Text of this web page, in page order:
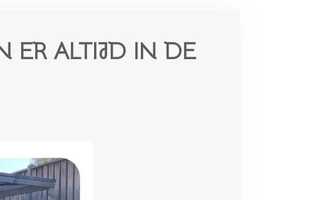
ER ALTIJD IN DE